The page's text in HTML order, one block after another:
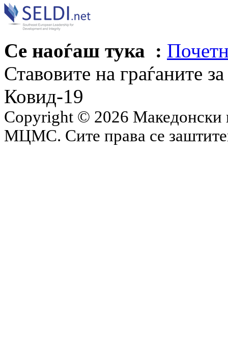
Се наоѓаш тука :
Ставовите на граѓаните
Ковид-19
Copyright © 2026 Македонски
МЦМС. Сите права се